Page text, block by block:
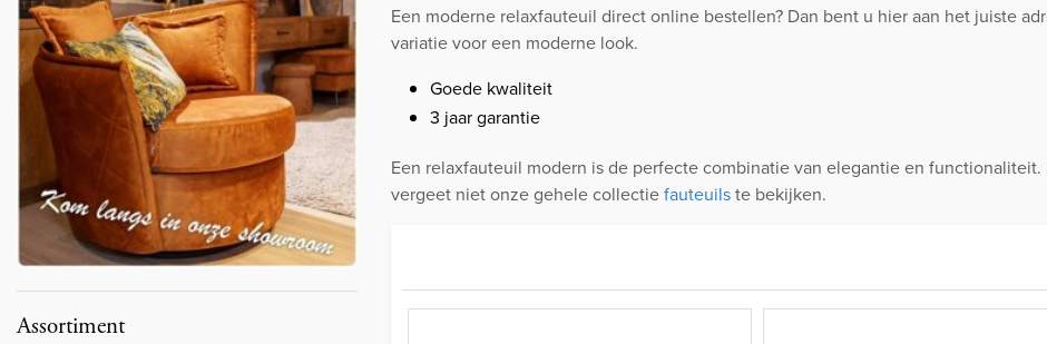
Assortiment
Een moderne relaxfauteuil direct online bestellen? Dan bent u hier aan het juiste
variatie voor een moderne look.
Goede kwaliteit
3 jaar garantie
Een relaxfauteuil modern is de perfecte combinatie van elegantie en functionaliteit.
vergeet niet onze gehele collectiefauteuilste bekijken.